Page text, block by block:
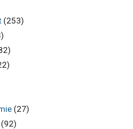
(253)
(27)
(92)